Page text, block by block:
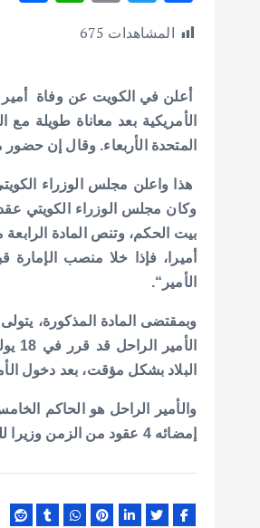
ac
e
o
o
k
w
it
r
ai
A
p
p
المشاهدات 675
الأمريكية بعد معاناة طويلة مع
المتحدة الأربعاء. وقال إن حضور
هذا واعلن مجلس الوزراء الكويتي الحداد الرسمي على
وكان مجلس الوزراء الكويتي
بيت الحكم، وتنص المادة
أميرا، فإذا خلا منصب
الأمير“.
البلاد بشكل مؤقت، بعد دخول
إمضائه 4 عقود من الزمن وزيرا للخارجية، قبل أن يترأس الحكومة عام 2003، ويظل في المنصب إلى حين تنصيبه أميرا.